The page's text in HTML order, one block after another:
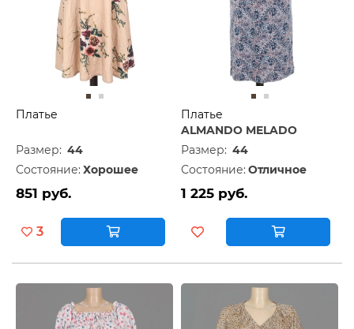
Платье
Размер: 44
Состояние: Хорошее
851 руб.
3
Платье
ALMANDO MELADO
Размер: 44
Состояние: Отличное
1 225 руб.